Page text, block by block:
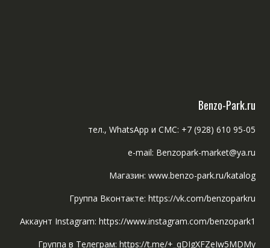
Benzo-Park.ru
тел., WhatsApp и СМС: +7 (928) 610 95-05
e-mail: Benzopark-market@ya.ru
Магазин: www.benzo-park.ru/katalog
Группа Вконтакте: https://vk.com/benzoparkru
Аккаунт Instagram: https://www.instagram.com/benzopark1
Группа в Телеграм: https://t.me/+_qDIgXFZeIw5MDMy